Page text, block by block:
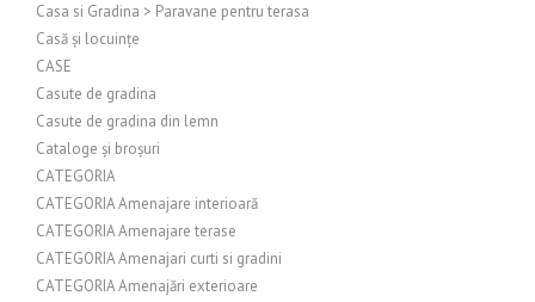
Casa si Gradina > Paravane pentru terasa
Casă și locuințe
CASE
Casute de gradina
Casute de gradina din lemn
Cataloge și broșuri
CATEGORIA
CATEGORIA Amenajare interioară
CATEGORIA Amenajare terase
CATEGORIA Amenajari curti si gradini
CATEGORIA Amenajări exterioare